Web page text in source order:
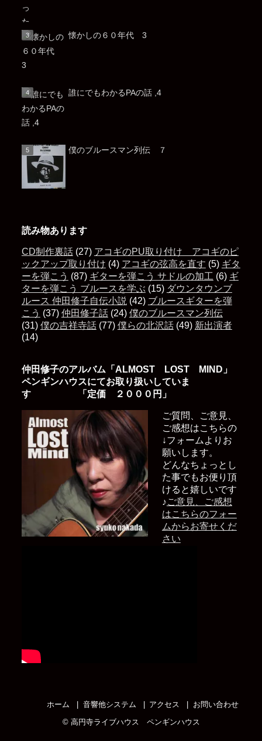
懐かしの６０年代 3
誰にでもわかるPAの話 ,4
僕のブルースマン列伝 ７
読み物あります
CD制作裏話(27) アコギのPU取り付け アコギのピ
ックアップ取り付け (4) アコギの弦高を直す (5) ギタ
ーを弾こう (87) ギターを弾こう サドルの加工 (6) ギ
ターを弾こう ブルースを学ぶ (15) ダウンタウンブ
ルース 仲田修子自伝小説 (42) ブルースギターを弾
こう (37) 仲田修子話(24) 僕のブルースマン列伝
(31) 僕の吉祥寺話(77) 僕らの北沢話(49) 新出演者
(14)
仲田修子のアルバム「ALMOST LOST MIND」
ペンギンハウスにてお取り扱いしていま
す 「定価 ２０００円」
ご質問、ご意見、
ご感想はこちらの
↓フォームよりお
願いします。
どんなちょっとし
た事でもお便り頂
けると嬉しいです
♪ご意見、ご感想
はこちらのフォー
ムからお寄せくだ
さい
ホーム 音響他システム アクセス
お問い合わせ
© 高円寺ライブハウス ペンギンハウス